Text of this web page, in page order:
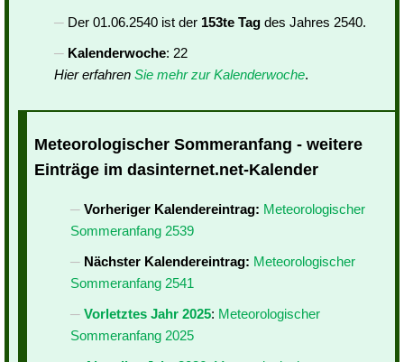
Der 01.06.2540 ist der 153te Tag des Jahres 2540.
Kalenderwoche: 22
Hier erfahren Sie mehr zur Kalenderwoche.
Meteorologischer Sommeranfang - weitere
Einträge im dasinternet.net-Kalender
Vorheriger Kalendereintrag: Meteorologischer
Sommeranfang 2539
Nächster Kalendereintrag: Meteorologischer
Sommeranfang 2541
Vorletztes Jahr 2025: Meteorologischer
Sommeranfang 2025